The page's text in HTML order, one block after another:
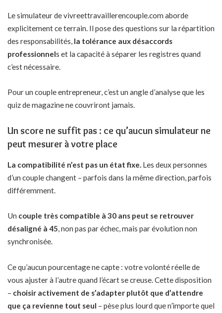
Le simulateur de vivreettravaillerencouple.com aborde
explicitement ce terrain. Il pose des questions sur la répartition
des responsabilités, la tolérance aux désaccords
professionnels et la capacité à séparer les registres quand
c’est nécessaire.
Pour un couple entrepreneur, c’est un angle d’analyse que les
quiz de magazine ne couvriront jamais.
Un score ne suffit pas : ce qu’aucun simulateur ne
peut mesurer à votre place
La compatibilité n’est pas un état fixe. Les deux personnes
d’un couple changent – parfois dans la même direction, parfois
différemment.
Un couple très compatible à 30 ans peut se retrouver
désaligné à 45, non pas par échec, mais par évolution non
synchronisée.
Ce qu’aucun pourcentage ne capte : votre volonté réelle de
vous ajuster à l’autre quand l’écart se creuse. Cette disposition
– choisir activement de s’adapter plutôt que d’attendre
que ça revienne tout seul – pèse plus lourd que n’importe quel